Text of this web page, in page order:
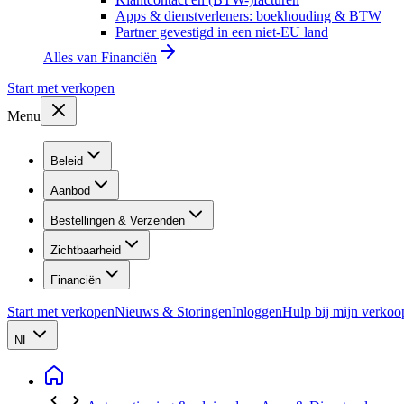
Apps & dienstverleners: boekhouding & BTW
Partner gevestigd in een niet-EU land
Alles van Financiën
Start met verkopen
Menu
Beleid
Aanbod
Bestellingen & Verzenden
Zichtbaarheid
Financiën
Start met verkopenNieuws & StoringenInloggenHulp bij mijn
NL